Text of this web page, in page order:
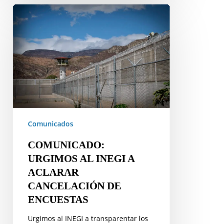
COMUNICADO:
URGIMOS
AL
INEGI
A
ACLARAR
CANCELACIÓN
DE
Comunicados
COMUNICADO:
URGIMOS AL INEGI A
ACLARAR
CANCELACIÓN DE
ENCUESTAS
Urgimos al INEGI a transparentar los